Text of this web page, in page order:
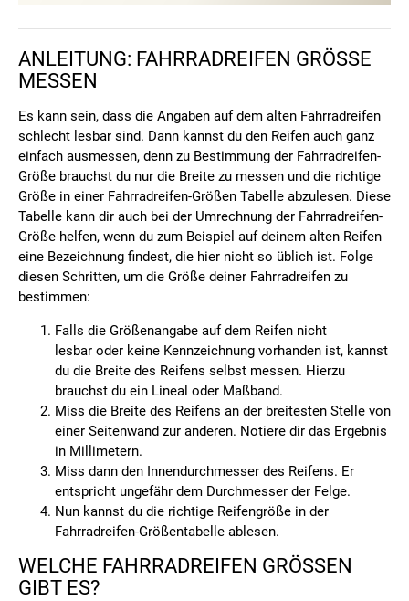
ANLEITUNG: FAHRRADREIFEN GRÖSSE M
ESSEN
Es kann sein, dass die Angaben auf dem alten Fahrradreifen
schlecht lesbar sind. Dann kannst du den Reifen auch ganz
einfach ausmessen, denn zu Bestimmung der Fahrradreifen-
Größe brauchst du nur die Breite zu messen und die richtige
Größe in einer Fahrradreifen-Größen Tabelle abzulesen. Diese
Tabelle kann dir auch bei der Umrechnung der Fahrradreifen-
Größe helfen, wenn du zum Beispiel auf deinem alten Reifen
eine Bezeichnung findest, die hier nicht so üblich ist. Folge
diesen Schritten, um die Größe deiner Fahrradreifen zu
bestimmen:
Falls die Größenangabe auf dem Reifen nicht
lesbar oder keine Kennzeichnung vorhanden ist, kannst
du die Breite des Reifens selbst messen. Hierzu
brauchst du ein Lineal oder Maßband.
Miss die Breite des Reifens an der breitesten Stelle von
einer Seitenwand zur anderen. Notiere dir das Ergebnis
in Millimetern.
Miss dann den Innendurchmesser des Reifens. Er
entspricht ungefähr dem Durchmesser der Felge.
Nun kannst du die richtige Reifengröße in der
Fahrradreifen-Größentabelle ablesen.
WELCHE FAHRRADREIFEN GRÖSSEN
GIBT ES?